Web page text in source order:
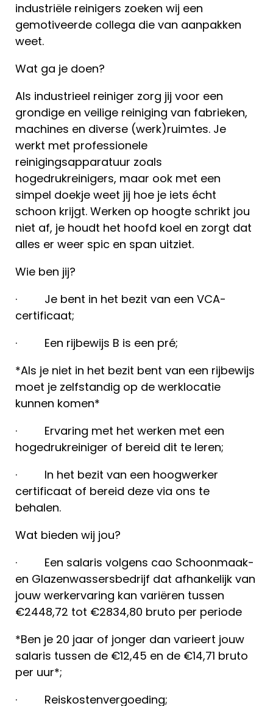
industriële reinigers zoeken wij een
gemotiveerde collega die van aanpakken
weet.
Wat ga je doen?
Als industrieel reiniger zorg jij voor een
grondige en veilige reiniging van fabrieken,
machines en diverse (werk)ruimtes. Je
werkt met professionele
reinigingsapparatuur zoals
hogedrukreinigers, maar ook met een
simpel doekje weet jij hoe je iets écht
schoon krijgt. Werken op hoogte schrikt jou
niet af, je houdt het hoofd koel en zorgt dat
alles er weer spic en span uitziet.
Wie ben jij?
· Je bent in het bezit van een VCA-
certificaat;
· Een rijbewijs B is een pré;
*Als je niet in het bezit bent van een rijbewijs
moet je zelfstandig op de werklocatie
kunnen komen*
· Ervaring met het werken met een
hogedrukreiniger of bereid dit te leren;
· In het bezit van een hoogwerker
certificaat of bereid deze via ons te
behalen.
Wat bieden wij jou?
· Een salaris volgens cao Schoonmaak-
en Glazenwassersbedrijf dat afhankelijk van
jouw werkervaring kan variëren tussen
€2448,72 tot €2834,80 bruto per periode
*Ben je 20 jaar of jonger dan varieert jouw
salaris tussen de €12,45 en de €14,71 bruto
per uur*;
· Reiskostenvergoeding;